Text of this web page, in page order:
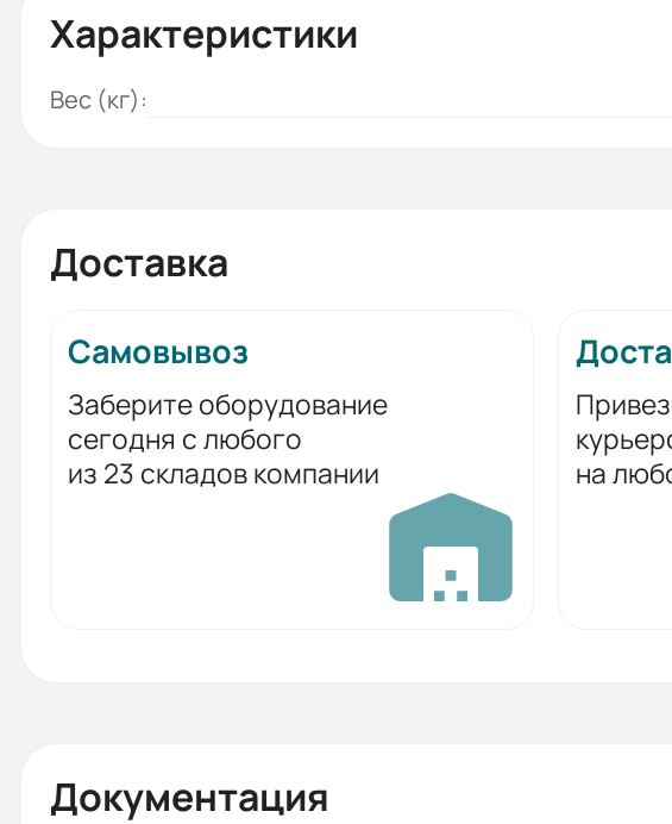
Характеристики
Вес (кг):
Доставка
Самовывоз
Заберите оборудование
сегодня с любого
из 23 складов компании
на
Документация